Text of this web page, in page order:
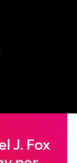
J. Fox